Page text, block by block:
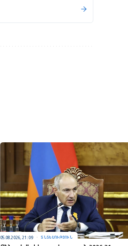
05.08.2026, 21:09 ՏՆՏԵՍՈՒԹՅՈՒՆ